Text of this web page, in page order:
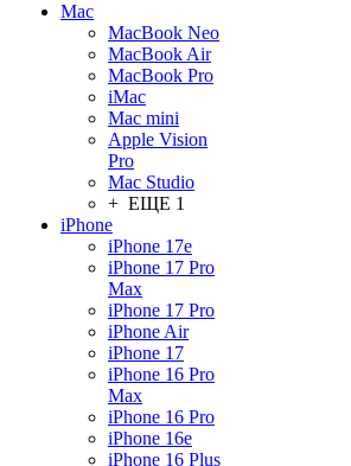
Mac
MacBook Neo
MacBook Air
MacBook Pro
iMac
Mac mini
Apple Vision
Pro
Mac Studio
+ ЕЩЕ 1
iPhone
iPhone 17e
iPhone 17 Pro
Max
iPhone 17 Pro
iPhone Air
iPhone 17
iPhone 16 Pro
Max
iPhone 16 Pro
iPhone 16e
iPhone 16 Plus